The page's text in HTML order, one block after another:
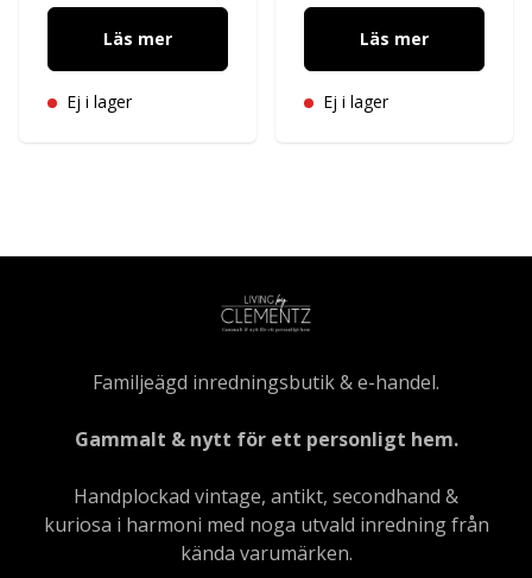
Läs mer
Ej i lager
Läs mer
Ej i lager
Familjeägd inredningsbutik & e-handel.
Gammalt & nytt för ett personligt hem.
Handplockad vintage, antikt, secondhand &
kuriosa i harmoni med noga utvald inredning från
kända varumärken.